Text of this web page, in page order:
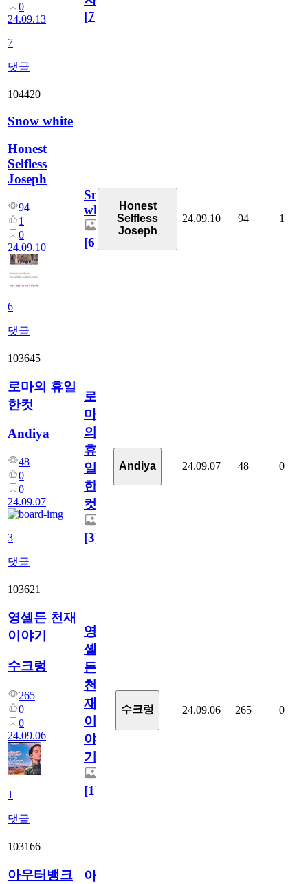
0
24.09.13
7
댓글
[7]
104420
Snow white
Honest
Selfless
Joseph
94
1
0
24.09.10
6
댓글
Snow
white
[6]
Honest
Selfless
Joseph
24.09.10 94 1
103645
로마의 휴일
한컷
Andiya
48
0
0
24.09.07
3
댓글
로
마
의
휴
일
한
컷
[3]
Andiya 24.09.07 48 0
103621
영셸든 천재
이야기
수크렁
265
0
0
24.09.06
1
댓글
영
셸
든
천
재
이
야
기
[1]
수크렁 24.09.06 265 0
103166
아우터뱅크
아